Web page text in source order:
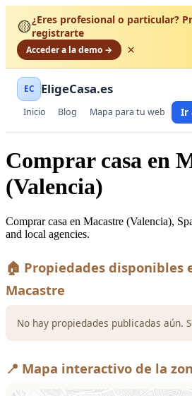
🟡¿Eres profesional o particular?
registrarte
Acceder a la demo → ×
EC EligeCasa.es
Inicio Blog Mapa para tu web Ir
Comprar casa en
(Valencia)
Comprar casa en Macastre (Valencia),
and local agencies.
🏠 Propiedades disponibles
Macastre
No hay propiedades publicadas aún.
📍 Mapa interactivo de la